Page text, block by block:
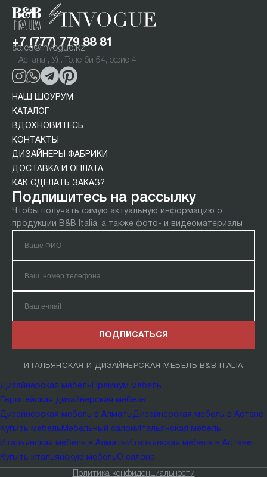
+7 (777) 779 88 81
sales@invogue.kz
г. Астана , Ул. Толе би 54, офис 4
НАШ ШОУРУМ
КАТАЛОГ
ВДОХНОВИТЕСЬ
КОНТАКТЫ
ДИЗАЙНЕРЫ ФАБРИКИ
ДОСТАВКА И ОПЛАТА
КАК СДЕЛАТЬ ЗАКАЗ?
Подпишитесь на рассылку
Чтобы получать самую актуальную информацию о
продукции B&B Italia, а также фото- и видеоматериалы
ПОДПИСАТЬСЯ
ИТАЛЬЯНСКАЯ И ДИЗАЙНЕРСКАЯ МЕБЕЛЬ B&B ITALIA
Дизайнерская мебель Премиум мебель
Европейская дизайнерская мебель
Дизайнерская мебель в Алматы Дизайнерская мебель в Астане
Купить мебель Мебельный салон Итальянская мебель
Итальянская мебель в Алматы Итальянская мебель в Астане
Купить итальянскую мебельО салоне
Политика конфиденциальности